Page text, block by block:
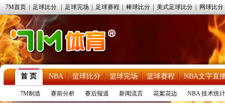
7M首页 足球比分 足球完场 足球赛程 棒球比分 美式足球比分 网球比分
首 页 NBA 篮球比分 篮球完场 篮球赛程 NBA文字直
7M制造 赛前分析 赛后报道 新闻流言 花絮花边 NBA 技术统计